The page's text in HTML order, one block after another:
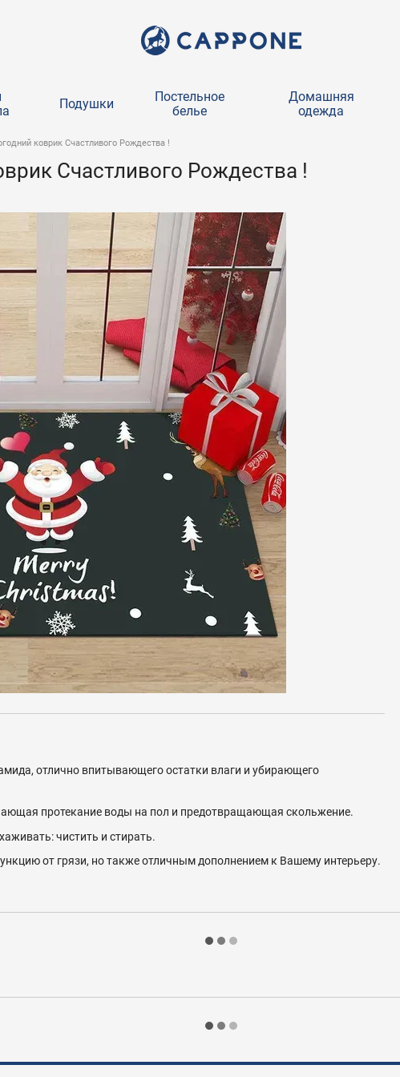
Подушки
Постельное
белье
Домашняя
одежда
коврик Счастливого Рождества !
Счастливого Рождества !
отлично впитывающего остатки влаги и убирающего
протекание воды на пол и предотвращающая скольжение.
чистить и стирать.
от грязи, но также отличным дополнением к Вашему интерьеру.